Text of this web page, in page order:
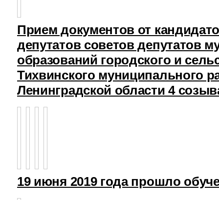
Прием документов от
депутатов советов депутатов
образований городского и
Тихвинского муниципального
Ленинградской области 4
19 июня 2019 года прошло